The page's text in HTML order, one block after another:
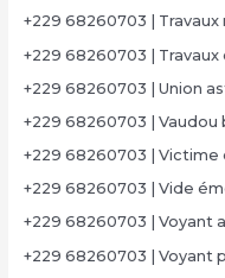
+229 68260703 |
+229 68260703 |
+229 68260703 | Union
+229 68260703 | Vaudou
+229 68260703 |
+229 68260703 | Vide
+229 68260703 | Voyant
+229 68260703 | Voyant